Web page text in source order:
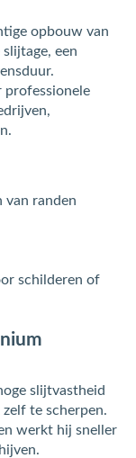
opbouw van
een
professionele
van randen
schilderen of
slijtvastheid
te scherpen.
werkt hij sneller